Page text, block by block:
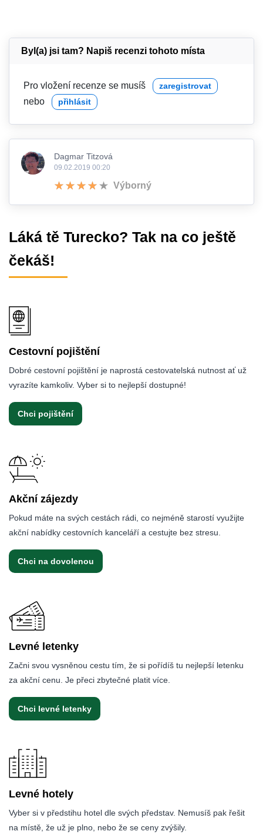
Byl(a) jsi tam? Napiš recenzi tohoto místa
Pro vložení recenze se musíš zaregistrovat
nebo přihlásit
Dagmar Titzová
09.02.2019 00:20
Výborný
Láká tě Turecko? Tak na co ještě
čekáš!
Cestovní pojištění
Dobré cestovní pojištění je naprostá cestovatelská nutnost ať už
vyrazíte kamkoliv. Vyber si to nejlepší dostupné!
Chci pojištění
Akční zájezdy
Pokud máte na svých cestách rádi, co nejméně starostí využijte
akční nabídky cestovních kanceláří a cestujte bez stresu.
Chci na dovolenou
Levné letenky
Začni svou vysněnou cestu tím, že si pořídíš tu nejlepší letenku
za akční cenu. Je přeci zbytečné platit více.
Chci levné letenky
Levné hotely
Vyber si v předstihu hotel dle svých představ. Nemusíš pak řešit
na místě, že už je plno, nebo že se ceny zvýšily.